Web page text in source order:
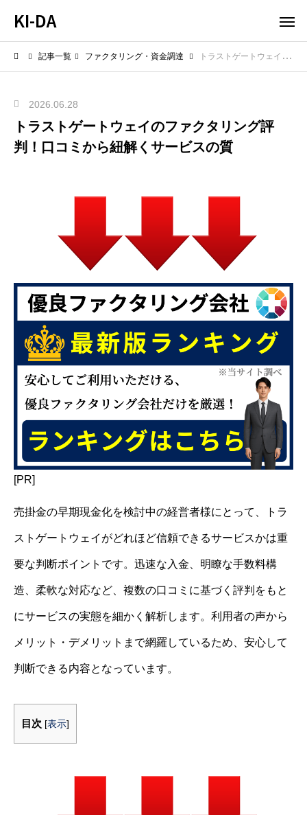
KI-DA
記事一覧 ファクタリング・資金調達 トラストゲートウェイのファクタリング評判！口コミから紐解くサービスの質
2026.06.28
トラストゲートウェイのファクタリング評
判！口コミから紐解くサービスの質
[PR]
売掛金の早期現金化を検討中の経営者様にとって、トラ
ストゲートウェイがどれほど信頼できるサービスかは重
要な判断ポイントです。迅速な入金、明瞭な手数料構
造、柔軟な対応など、複数の口コミに基づく評判をもと
にサービスの実態を細かく解析します。利用者の声から
メリット・デメリットまで網羅しているため、安心して
判断できる内容となっています。
目次 [表示]